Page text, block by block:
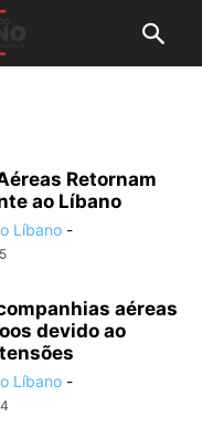
Retornam
ao Líbano
Líbano -
aéreas
devido ao
Líbano -